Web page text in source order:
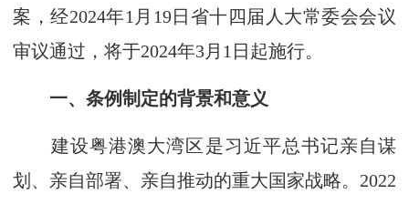
案，经2024年1月19日省十四届人大常委会会议
审议通过，将于2024年3月1日起施行。
一、条例制定的背景和意义
建设粤港澳大湾区是习近平总书记亲自谋
划、亲自部署、亲自推动的重大国家战略。2022